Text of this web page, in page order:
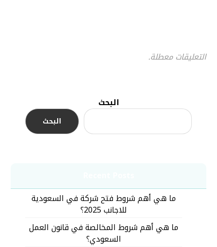
التعليقات معطلة.
البحث
البحث
ما هي أهم شروط فتح شركة في السعودية
للاجانب 2025؟
ما هي أهم شروط المخالصة في قانون العمل
السعودي؟